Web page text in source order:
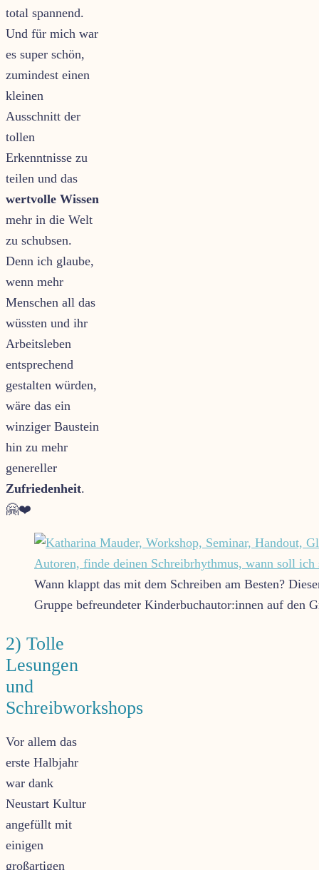
total spannend.
Und für mich war
es super schön,
zumindest einen
kleinen
Ausschnitt der
tollen
Erkenntnisse zu
teilen und das
wertvolle Wissen
mehr in die Welt
zu schubsen.
Denn ich glaube,
wenn mehr
Menschen all das
wüssten und ihr
Arbeitsleben
entsprechend
gestalten würden,
wäre das ein
winziger Baustein
hin zu mehr
genereller
Zufriedenheit.
🤗❤️
Wann klappt das mit dem Schreiben am Besten?
Gruppe befreundeter Kinderbuchautor:innen auf den
2) Tolle
Lesungen
und
Schreibworkshops
Vor allem das
erste Halbjahr
war dank
Neustart Kultur
angefüllt mit
einigen
großartigen